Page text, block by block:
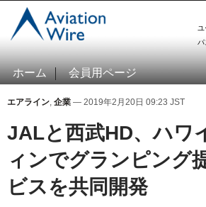
パ
ホーム 会員用ページ
エアライン, 企業 — 2019年2月20日 09:23 JST
JALと西武HD、ハワ
ィンでグランピン
ビスを共同開発